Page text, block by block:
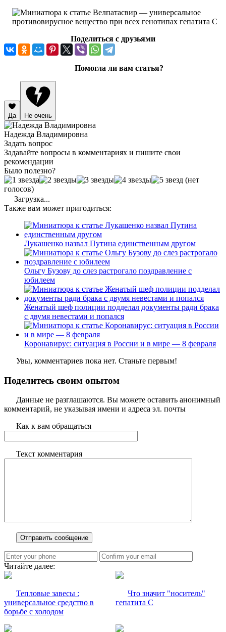
Поделиться с друзьями
Помогла ли вам статья?
Да Не очень
Надежда Владимировна
Задать вопрос
Задавайте вопросы в комментариях и пишите свои
рекомендации
Было полезно?
(нет
голосов)
Загрузка...
Также вам может пригодиться:
Лукашенко назвал Путина единственным другом
Ольгу Бузову до слез растрогало поздравление с
юбилеем
Женатый шеф полиции подделал документы ради брака
с двумя невестами и попался
Коронавирус: ситуация в России и в мире — 8 февраля
Увы, комментариев пока нет. Станьте первым!
Поделитесь своим опытом
Данные не разглашаются. Вы можете оставить анонимный
комментарий, не указывая имени и адреса эл. почты
Как к вам обращаться
Текст комментария
Читайте далее:
Тепловые завесы :
универсальное средство в
борьбе с холодом
Что значит "носитель"
гепатита С